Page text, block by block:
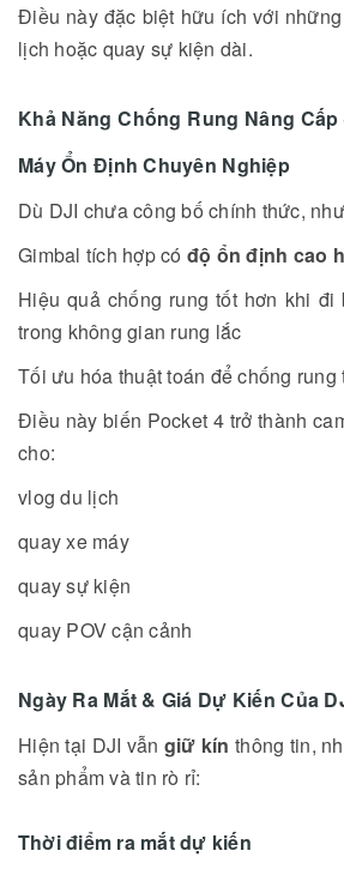
Điều này đặc biệt hữu ích với
lịch hoặc quay sự kiện dài.
Khả Năng Chống Rung Nâng
Máy Ổn Định Chuyên Nghiệp
Dù DJI chưa công bố chính thức,
Gimbal tích hợp có độ ổn định cao
Hiệu quả chống rung tốt hơn khi đi
trong không gian rung lắc
Tối ưu hóa thuật toán để chống rung
Điều này biến Pocket 4 trở thành
cho:
vlog du lịch
quay xe máy
quay sự kiện
quay POV cận cảnh
Ngày Ra Mắt & Giá Dự Kiến Của
Hiện tại DJI vẫn giữ kín thông tin,
sản phẩm và tin rò rỉ:
Thời điểm ra mắt dự kiến